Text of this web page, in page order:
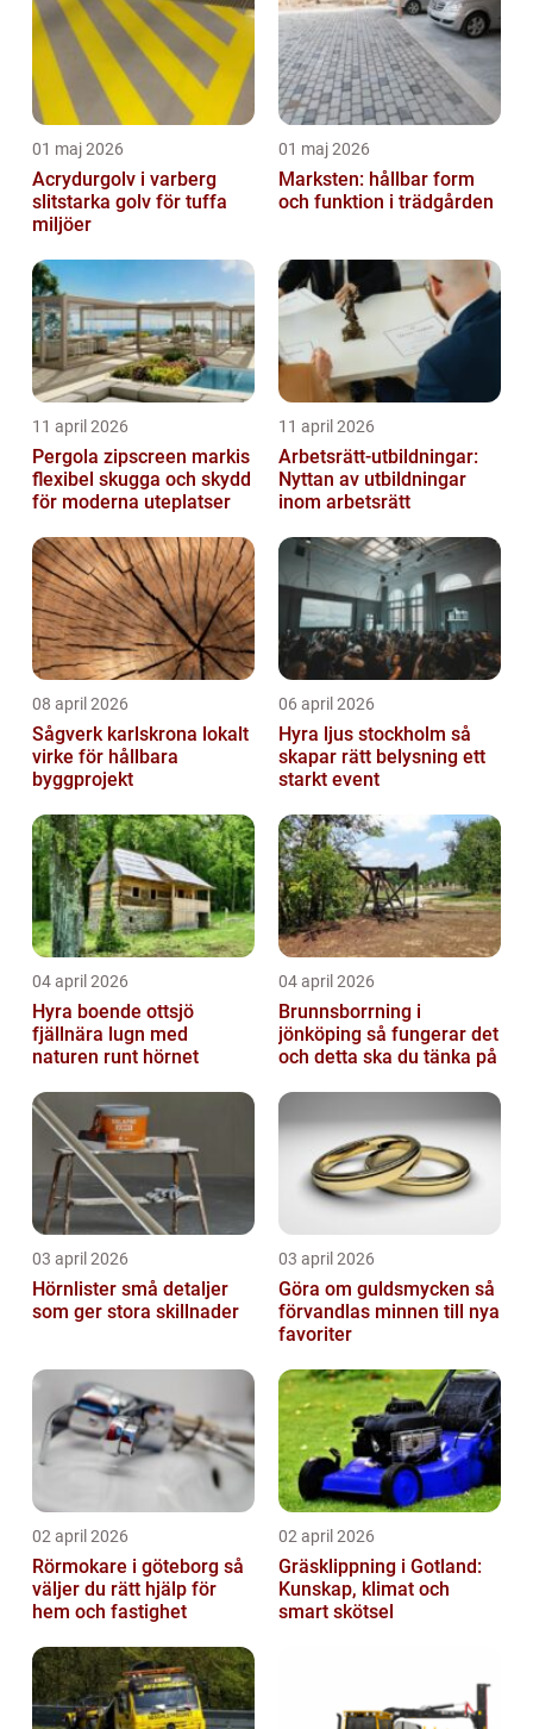
01 maj 2026
Acrydurgolv i varberg
slitstarka golv för tuffa
miljöer
01 maj 2026
Marksten: hållbar form
och funktion i trädgården
11 april 2026
Pergola zipscreen markis
flexibel skugga och skydd
för moderna uteplatser
11 april 2026
Arbetsrätt-utbildningar:
Nyttan av utbildningar
inom arbetsrätt
08 april 2026
Sågverk karlskrona lokalt
virke för hållbara
byggprojekt
06 april 2026
Hyra ljus stockholm så
skapar rätt belysning ett
starkt event
04 april 2026
Hyra boende ottsjö
fjällnära lugn med
naturen runt hörnet
04 april 2026
Brunnsborrning i
jönköping så fungerar det
och detta ska du tänka på
03 april 2026
Hörnlister små detaljer
som ger stora skillnader
03 april 2026
Göra om guldsmycken så
förvandlas minnen till nya
favoriter
02 april 2026
Rörmokare i göteborg så
väljer du rätt hjälp för
hem och fastighet
02 april 2026
Gräsklippning i Gotland:
Kunskap, klimat och
smart skötsel